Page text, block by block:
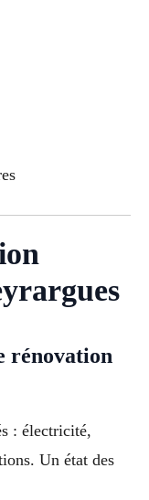
rénovation
: électricité,
Un état des